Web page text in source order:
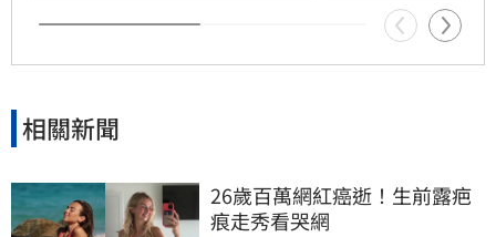
相關新聞
26歲百萬網紅癌逝！生前露疤
痕走秀看哭網